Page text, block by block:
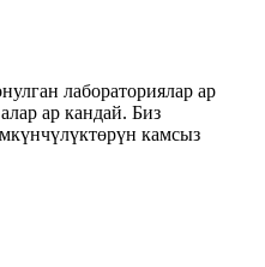
лабораториялар ар
ар кандай. Биз
камсыз